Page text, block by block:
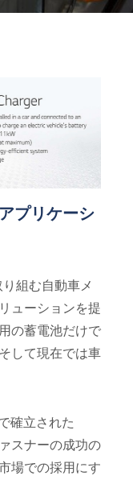
プリケーシ
組む自動車メ
ューションを提
の蓄電池だけで
して現在では車
確立された
スナーの成功の
場での採用にす